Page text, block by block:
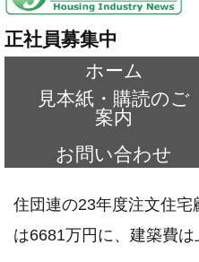
正社員募集中
ホーム
見本紙・購読のご
案内
お問い合わせ
住団連の23年度注文住
は6681万円に、建築費は